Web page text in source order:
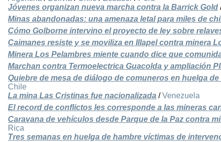
Jóvenes organizan nueva marcha contra la Barrick Gold
Minas abandonadas: una amenaza letal para miles de
Cómo Golborne intervino el proyecto de ley sobre
Caimanes resiste y se moviliza en Illapel contra minera
Minera Los Pelambres miente cuando dice que
Marchan contra Termoelectrica Guacolda y ampliación
Quiebre de mesa de diálogo de comuneros en huelga
Chile
La mina Las Cristinas fue nacionalizada /Venezuela
El record de conflictos les corresponde a las mineras
Caravana de vehículos desde Parque de la Paz contra
Rica
Tres semanas en huelga de hambre víctimas de